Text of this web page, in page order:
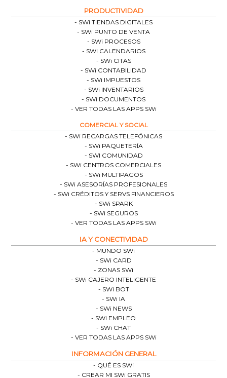
PRODUCTIVIDAD
SWi TIENDAS DIGITALES
SWi PUNTO DE VENTA
SWi PROCESOS
SWi CALENDARIOS
SWi CITAS
SWi CONTABILIDAD
SWi IMPUESTOS
SWi INVENTARIOS
SWi DOCUMENTOS
VER TODAS LAS APPS SWi
COMERCIAL Y SOCIAL
SWi RECARGAS TELEFÓNICAS
SWi PAQUETERÍA
SWI COMUNIDAD
SWi CENTROS COMERCIALES
SWi MULTIPAGOS
SWi ASESORÍAS PROFESIONALES
SWi CRÉDITOS Y SERVS FINANCIEROS
SWi SPARK
SWi SEGUROS
VER TODAS LAS APPS SWi
IA Y CONECTIVIDAD
MUNDO SWi
SWi CARD
ZONAS SWi
SWi CAJERO INTELIGENTE
SWi BOT
SWi IA
SWi NEWS
SWi EMPLEO
SWi CHAT
VER TODAS LAS APPS SWi
INFORMACIÓN GENERAL
QUÉ ES SWi
CREAR MI SWi GRATIS